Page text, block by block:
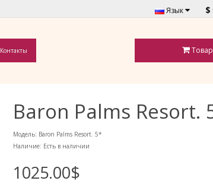
$
Язык
Контакты
Baron Palms Resort.
Модель: Baron Palms Resort. 5*
Наличие: Есть в наличии
1025.00$